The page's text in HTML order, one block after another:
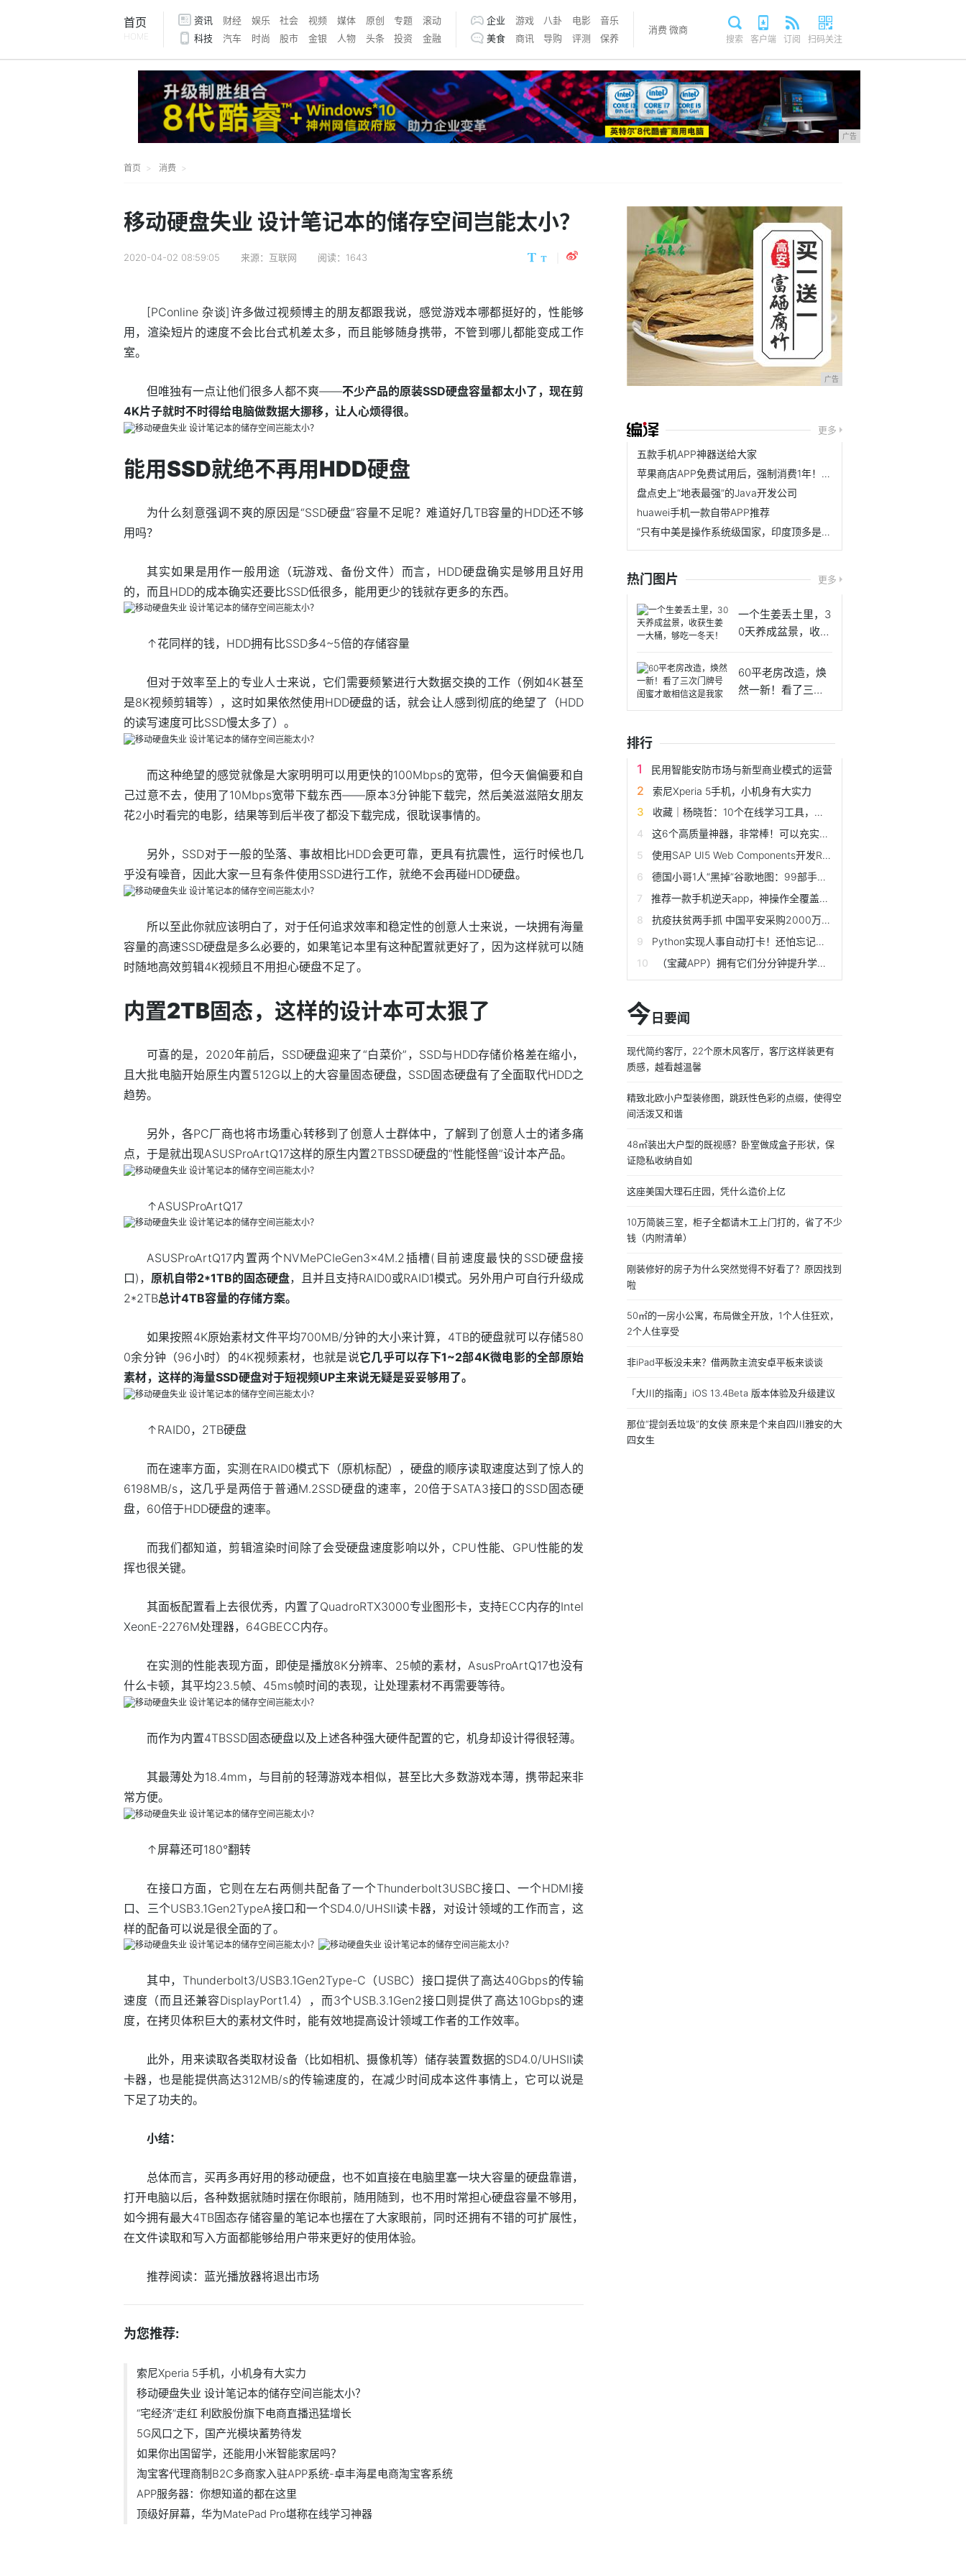
首页
HOME
资讯 财经 娱乐 社会 视频 媒体 原创 专题
滚动
科技
汽车 时尚 股市 金银 人物 头条 投资 金融
企业 游戏 八卦 电影
音乐
美食
商讯 导购 评测 保养
消费 微商
搜索 客户端 订阅 扫码关注
广告
首页 消费
移动硬盘失业 设计笔记本的储存空间岂能太小？
2020-04-02 08:59:05 来源：互联网 阅读：1643
[PConline 杂谈]许多做过视频博主的朋友都跟我说，感觉游戏本哪都挺好的，性能够
用，渲染短片的速度不会比台式机差太多，而且能够随身携带，不管到哪儿都能变成工作
室。
但唯独有一点让他们很多人都不爽——不少产品的原装SSD硬盘容量都太小了， 现在剪
4K片子就时不时得给电脑做数据大挪移， 让人心烦得很。
能用SSD就绝不再用HDD硬盘
为什么刻意强调不爽的原因是“SSD硬盘”容量不足呢？难道好几TB容量的HDD还不够
用吗？
其实如果是用作一般用途（玩游戏、备份文件）而言，HDD硬盘确实是够用且好用
的，而且HDD的成本确实还要比SSD低很多，能用更少的钱就存更多的东西。
↑花同样的钱，HDD拥有比SSD多4~5倍的存储容量
但对于效率至上的专业人士来说，它们需要频繁进行大数据交换的工作（例如4K甚至
是8K视频剪辑等），这时如果依然使用HDD硬盘的话，就会让人感到彻底的绝望了（HDD
的读写速度可比SSD慢太多了）。
而这种绝望的感觉就像是大家明明可以用更快的100Mbps的宽带，但今天偏偏要和自
己过意不去，使用了10Mbps宽带下载东西——原本3分钟能下载完，然后美滋滋陪女朋友
花2小时看完的电影，结果等到后半夜了都没下载完成，很耽误事情的。
另外，SSD对于一般的坠落、事故相比HDD会更可靠，更具有抗震性，运行时候也几
乎没有噪音，因此大家一旦有条件使用SSD进行工作，就绝不会再碰HDD硬盘。
所以至此你就应该明白了，对于任何追求效率和稳定性的创意人士来说，一块拥有海量
容量的高速SSD硬盘是多么必要的，如果笔记本里有这种配置就更好了，因为这样就可以随
时随地高效剪辑4K视频且不用担心硬盘不足了。
内置2TB固态，这样的设计本可太狠了
可喜的是，2020年前后，SSD硬盘迎来了“白菜价”，SSD与HDD存储价格差在缩小，
且大批电脑开始原生内置512G以上的大容量固态硬盘，SSD固态硬盘有了全面取代HDD之
趋势。
另外，各PC厂商也将市场重心转移到了创意人士群体中，了解到了创意人士的诸多痛
点，于是就出现ASUSProArtQ17这样的原生内置2TBSSD硬盘的“性能怪兽”设计本产品。
↑ASUSProArtQ17
ASUSProArtQ17内置两个NVMePCIeGen3x4M.2插槽(目前速度最快的SSD硬盘接
口)， 原机自带2*1TB的固态硬盘，且并且支持RAID0或RAID1模式。另外用户可自行升级成
2*2TB总计4TB容量的存储方案。
如果按照4K原始素材文件平均700MB/分钟的大小来计算，4TB的硬盘就可以存储580
0余分钟（96小时）的4K视频素材，也就是说它几乎可以存下1~2部4K微电影的全部原始
素材，这样的海量SSD硬盘对于短视频UP主来说无疑是妥妥够用了。
↑RAID0，2TB硬盘
而在速率方面，实测在RAID0模式下（原机标配），硬盘的顺序读取速度达到了惊人的
6198MB/s，这几乎是两倍于普通M.2SSD硬盘的速率，20倍于SATA3接口的SSD固态硬
盘，60倍于HDD硬盘的速率。
而我们都知道，剪辑渲染时间除了会受硬盘速度影响以外，CPU性能、GPU性能的发
挥也很关键。
其面板配置看上去很优秀，内置了QuadroRTX3000专业图形卡，支持ECC内存的Intel
XeonE-2276M处理器，64GBECC内存。
在实测的性能表现方面，即使是播放8K分辨率、25帧的素材，AsusProArtQ17也没有
什么卡顿，其平均23.5帧、45ms帧时间的表现，让处理素材不再需要等待。
而作为内置4TBSSD固态硬盘以及上述各种强大硬件配置的它，机身却设计得很轻薄。
其最薄处为18.4mm，与目前的轻薄游戏本相似，甚至比大多数游戏本薄，携带起来非
常方便。
↑屏幕还可180°翻转
在接口方面，它则在左右两侧共配备了一个Thunderbolt3USBC接口、一个HDMI接
口、三个USB3.1Gen2TypeA接口和一个SD4.0/UHSII读卡器，对设计领域的工作而言，这
样的配备可以说是很全面的了。
其中，Thunderbolt3/USB3.1Gen2Type-C（USBC）接口提供了高达40Gbps的传输
速度（而且还兼容DisplayPort1.4），而3个USB.3.1Gen2接口则提供了高达10Gbps的速
度，在拷贝体积巨大的素材文件时，能有效地提高设计领域工作者的工作效率。
此外，用来读取各类取材设备（比如相机、摄像机等）储存装置数据的SD4.0/UHSII读
卡器，也是能提供高达312MB/s的传输速度的，在减少时间成本这件事情上，它可以说是
下足了功夫的。
小结：
总体而言，买再多再好用的移动硬盘，也不如直接在电脑里塞一块大容量的硬盘靠谱，
打开电脑以后，各种数据就随时摆在你眼前，随用随到，也不用时常担心硬盘容量不够用，
如今拥有最大4TB固态存储容量的笔记本也摆在了大家眼前，同时还拥有不错的可扩展性，
在文件读取和写入方面都能够给用户带来更好的使用体验。
推荐阅读： 蓝光播放器将退出市场
为您推荐:
索尼Xperia 5手机，小机身有大实力
移动硬盘失业 设计笔记本的储存空间岂能太小？
“宅经济”走红 利欧股份旗下电商直播迅猛增长
5G风口之下，国产光模块蓄势待发
如果你出国留学，还能用小米智能家居吗？
淘宝客代理商制B2C多商家入驻APP系统-卓丰海星电商淘宝客系统
APP服务器：你想知道的都在这里
顶级好屏幕，华为MatePad Pro堪称在线学习神器
广告
更多
五款手机APP神器送给大家
苹果商店APP免费试用后，强制消费1年！我是这样申请退款成功的
盘点史上“地表最强”的Java开发公司
huawei手机一款自带APP推荐
“只有中美是操作系统级国家，印度顶多是APP”，这说法你服不？
热门图片 更多
一个生姜丢土里，3
0天养成盆景，收获
60平老房改造，焕
然一新！看了三次
门牌号
排行
民用智能安防市场与新型商业模式的运营
索尼Xperia 5手机，小机身有大实力
收藏｜杨晓哲：10个在线学习工具，足不出户打开广阔的学习天地
这6个高质量神器，非常棒！可以充实你无聊的生活
使用SAP UI5 Web Components开发React应用
德国小哥1人“黑掉”谷歌地图：99部手机就能造成交通拥堵
推荐一款手机逆天app，神操作全覆盖，免费使用
抗疫扶贫两手抓 中国平安采购2000万扶贫产品捐赠武汉
Python实现人事自动打卡！还怕忘记打卡被叼？自动签到与签退
（宝藏APP）拥有它们分分钟提升学习效率（下集）
今 日要闻
现代简约客厅，22个原木风客厅，客厅这样装更有
质感，越看越温馨
精致北欧小户型装修图，跳跃性色彩的点缀，使得空
间活泼又和谐
48㎡装出大户型的既视感？卧室做成盒子形状，保
证隐私收纳自如
这座美国大理石庄园，凭什么造价上亿
10万简装三室，柜子全都请木工上门打的，省了不少
钱（内附清单）
刚装修好的房子为什么突然觉得不好看了？原因找到
啦
50㎡的一房小公寓，布局做全开放，1个人住狂欢，
2个人住享受
非iPad平板没未来？借两款主流安卓平板来谈谈
「大川的指南」iOS 13.4Beta 版本体验及升级建议
那位“提剑丢垃圾”的女侠 原来是个来自四川雅安的大
四女生